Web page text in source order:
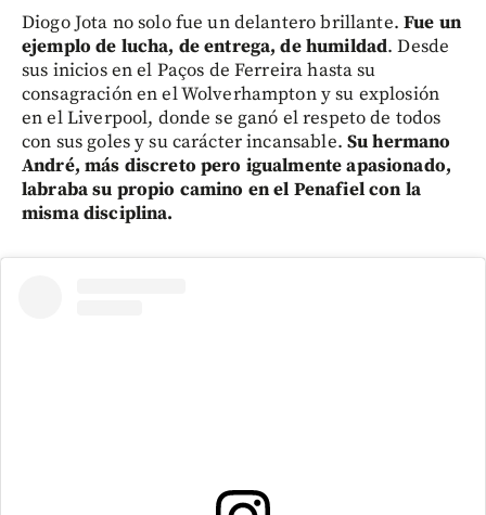
Diogo Jota no solo fue un delantero brillante.Fue un
ejemplo de lucha, de entrega, de humildad. Desde
sus inicios en el Paços de Ferreira hasta su
consagración en el Wolverhampton y su explosión
en el Liverpool, donde se ganó el respeto de todos
con sus goles y su carácter incansable. Su hermano
André, más discreto pero igualmente apasionado,
labraba su propio camino en el Penafiel con la
misma disciplina.